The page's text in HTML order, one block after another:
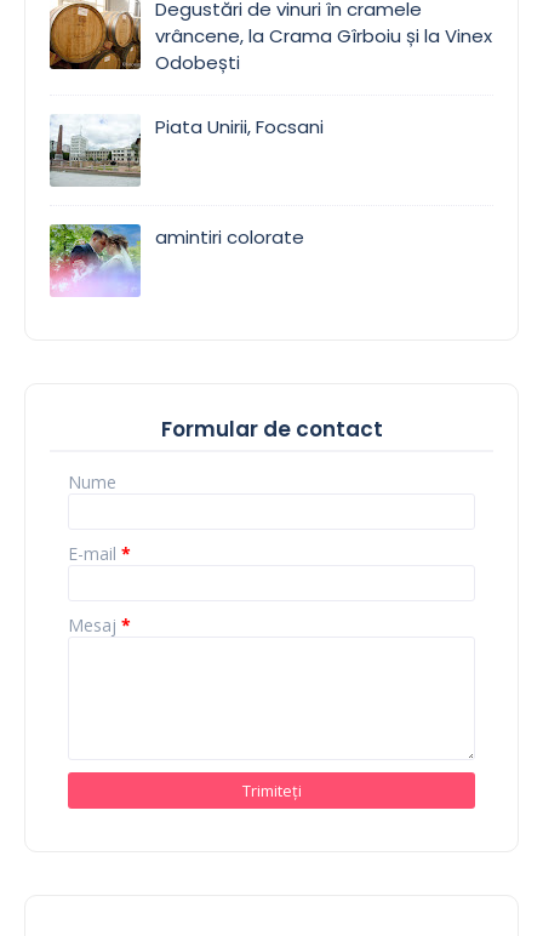
Degustări de vinuri în cramele
vrâncene, la Crama Gîrboiu și la Vinex
Odobești
Piata Unirii, Focsani
amintiri colorate
Formular de contact
Nume
E-mail *
Mesaj *